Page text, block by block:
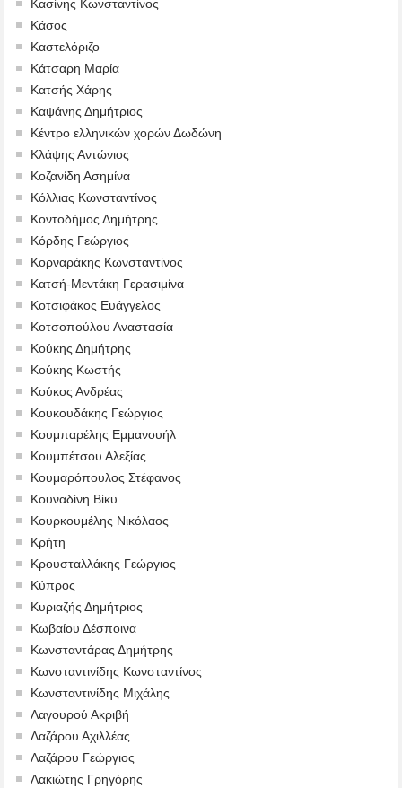
Κασίνης Κωνσταντίνος
Κάσος
Καστελόριζο
Κάτσαρη Μαρία
Κατσής Χάρης
Καψάνης Δημήτριος
Κέντρο ελληνικών χορών Δωδώνη
Κλάψης Αντώνιος
Κοζανίδη Ασημίνα
Κόλλιας Κωνσταντίνος
Κοντοδήμος Δημήτρης
Κόρδης Γεώργιος
Κορναράκης Κωνσταντίνος
Κατσή-Μεντάκη Γερασιμίνα
Κοτσιφάκος Ευάγγελος
Κοτσοπούλου Αναστασία
Κούκης Δημήτρης
Κούκης Κωστής
Κούκος Ανδρέας
Κουκουδάκης Γεώργιος
Κουμπαρέλης Εμμανουήλ
Κουμπέτσου Αλεξίας
Κουμαρόπουλος Στέφανος
Κουναδίνη Βίκυ
Κουρκουμέλης Νικόλαος
Κρήτη
Κρουσταλλάκης Γεώργιος
Κύπρος
Κυριαζής Δημήτριος
Κωβαίου Δέσποινα
Κωνσταντάρας Δημήτρης
Κωνσταντινίδης Κωνσταντίνος
Κωνσταντινίδης Μιχάλης
Λαγουρού Ακριβή
Λαζάρου Αχιλλέας
Λαζάρου Γεώργιος
Λακιώτης Γρηγόρης